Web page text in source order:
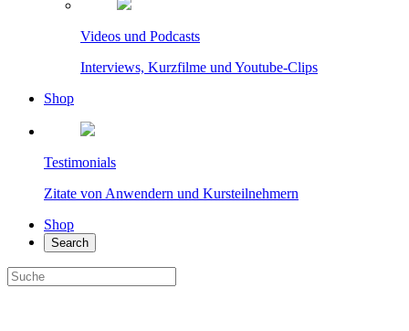
Videos und Podcasts
Interviews, Kurzfilme und Youtube-Clips
Shop
Testimonials
Zitate von Anwendern und Kursteilnehmern
Shop
Search